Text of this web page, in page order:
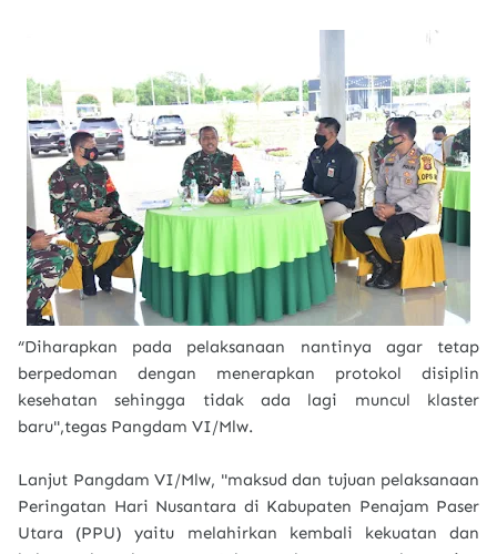
“Diharapkan pada pelaksanaan nantinya agar tetap
berpedoman dengan menerapkan protokol disiplin
kesehatan sehingga tidak ada lagi muncul klaster
baru",tegas Pangdam VI/Mlw.
Lanjut Pangdam VI/Mlw, "maksud dan tujuan pelaksanaan
Peringatan Hari Nusantara di Kabupaten Penajam Paser
Utara (PPU) yaitu melahirkan kembali kekuatan dan